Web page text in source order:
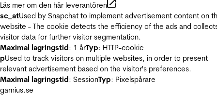
Läs mer om den här leverantören
sc_atUsed by Snapchat to implement advertisement content on
website - The cookie detects the efficiency of the ads and
visitor data for further visitor segmentation.
Maximal lagringstid: 1 årTyp: HTTP-cookie
pUsed to track visitors on multiple websites, in order to present
relevant advertisement based on the visitor's preferences.
Maximal lagringstid: SessionTyp: Pixelspårare
garnius.se